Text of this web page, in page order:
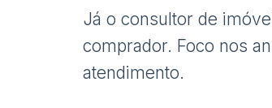
Já o consultor de
comprador. Foco nos
atendimento.